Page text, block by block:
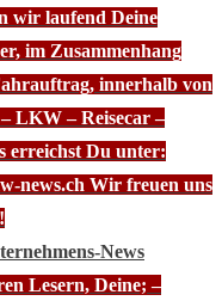
wir laufend Deine
im Zusammenhang
innerhalb von
LKW – Reisecar –
erreichst Du unter:
news.ch Wir freuen uns
News
Lesern, Deine; –